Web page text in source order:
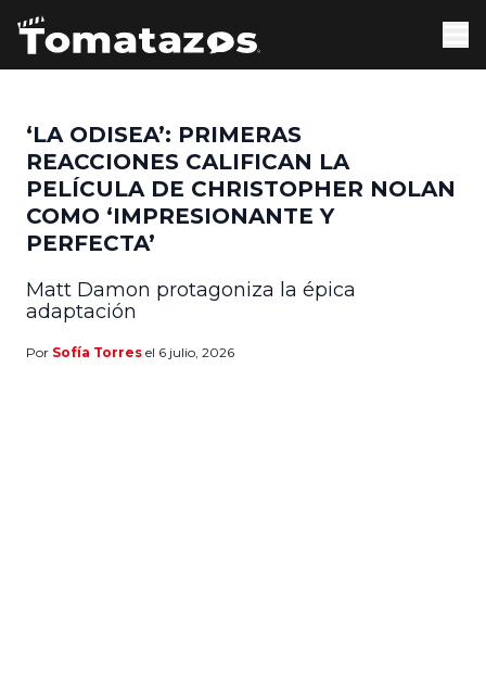
‘LA ODISEA’: PRIMERAS
REACCIONES CALIFICAN LA
PELÍCULA DE CHRISTOPHER NOLAN
COMO ‘IMPRESIONANTE Y
PERFECTA’
Matt Damon protagoniza la épica
adaptación
Por Sofía Torres el 6 julio, 2026